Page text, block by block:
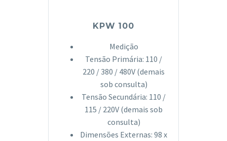
KPW 100
Medição
Tensão Primária: 110 /
220 / 380 / 480V (demais
sob consulta)
Tensão Secundária: 110 /
115 / 220V (demais sob
consulta)
Dimensões Externas: 98 x